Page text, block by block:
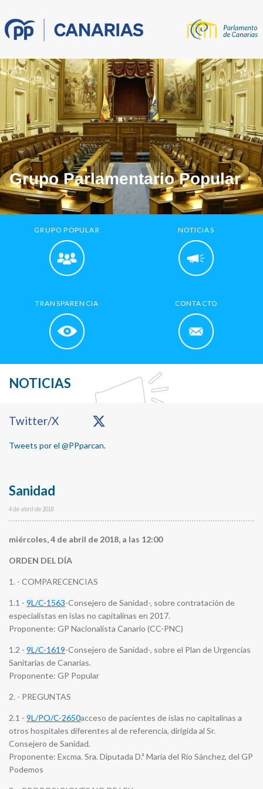
Grupo Parlamentario Popular
GRUPO POPULAR NOTICIAS
TRANSPARENCIA CONTACTO
NOTICIAS
Sanidad
4 de abril de 2018
miércoles, 4 de abril de 2018, a las 12:00
ORDEN DEL DÍA
1. - COMPARECENCIAS
1.1 - 9L/C-1563-Consejero de Sanidad-, sobre contratación de
especialistas en islas no capitalinas en 2017.
Proponente: GP Nacionalista Canario (CC-PNC)
1.2 - 9L/C-1619-Consejero de Sanidad-, sobre el Plan de Urgencias
Sanitarias de Canarias.
Proponente: GP Popular
2. - PREGUNTAS
2.1 - 9L/PO/C-2650acceso de pacientes de islas no capitalinas a
otros hospitales diferentes al de referencia, dirigida al Sr.
Consejero de Sanidad.
Proponente: Excma. Sra. Diputada D.ª María del Río Sánchez, del GP
Podemos
Primary
Twitter/X
Tweets por el @PPparcan.